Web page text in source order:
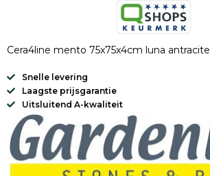
Cera4line mento 75x75x4cm luna antracite
Snelle levering
Laagste prijsgarantie
Uitsluitend A-kwaliteit